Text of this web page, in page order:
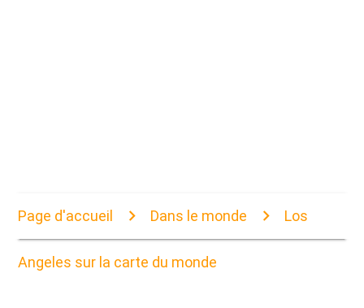
Page d'accueil Dans le monde Los
Angeles sur la carte du monde